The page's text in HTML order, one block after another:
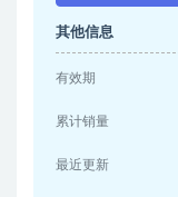
其他信息
有效期
累计销量
最近更新